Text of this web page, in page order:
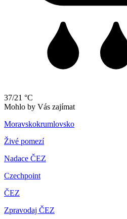
37/21 °C
Mohlo by Vás zajímat
Moravskokrumlovsko
Živé pomezí
Nadace ČEZ
Czechpoint
ČEZ
Zpravodaj ČEZ